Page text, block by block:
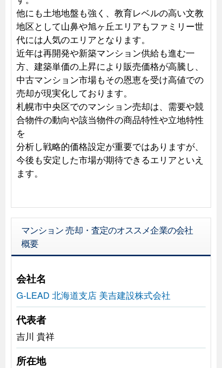
他にも土地地盤も強く、教育レベルの高い文教
地区として山鼻や旭ヶ丘エリアもファミリー世
代には人気のエリアとなります。
近年は再開発や新築マンション供給も進む一
方、建築単価の上昇により販売価格が高騰し、
中古マンション市場もその恩恵を受け高値での
売却が現実化しております。
札幌市中央区でのマンション売却は、需要や競
合物件の動向や該当物件の商品特性や立地特性
を
分析し戦略的価格設定が重要ではありますが、
今後も安定した市場が期待できるエリアといえ
ます。
マンション 売却・査定のオススメ企業の会社
概要
会社名
G-LEAD 北海道支店 美吉建設株式会社
代表者
吉川 貴祥
所在地